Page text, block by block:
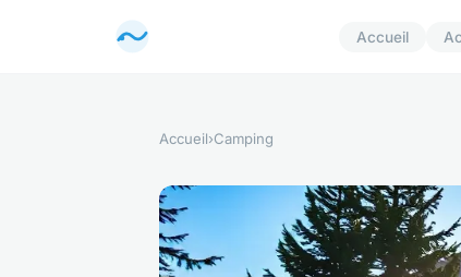
Accueil
Accueil›Camping